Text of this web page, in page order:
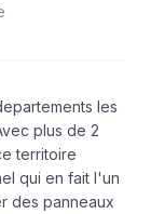
les
plus de 2
territoire
qui en fait l'un
des panneaux